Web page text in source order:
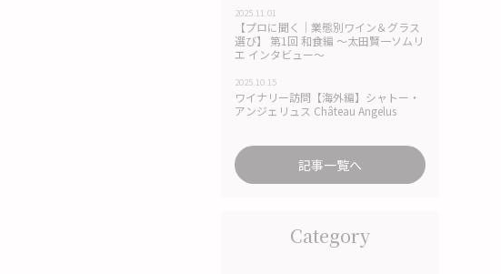
2025.11.01
【プロに聞く｜業態別ワイン＆グラス
選び】 第1回 和食編 〜太田賢一ソムリ
エ インタビュー〜
2025.10.15
ワイナリー訪問【海外編】シャトー・
アンジェリュス Château Angelus
記事一覧へ
Category